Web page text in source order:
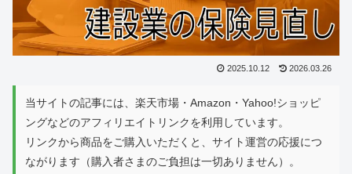
2025.10.12 2026.03.26
当サイトの記事には、楽天市場・Amazon・Yahoo!ショッピ
ングなどのアフィリエイトリンクを利用しています。
リンクから商品をご購入いただくと、サイト運営の応援につ
ながります（購入者さまのご負担は一切ありません）。